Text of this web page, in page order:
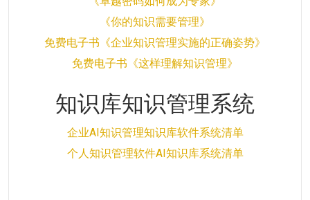
《你的知识需要管理》
免费电子书《企业知识管理实施的正确姿势》
免费电子书《这样理解知识管理》
知识库知识管理系统
企业AI知识管理知识库软件系统清单
个人知识管理软件AI知识库系统清单